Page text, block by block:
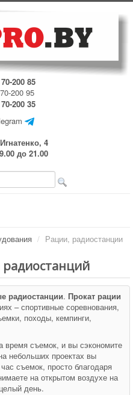
200 85
200 95
200 35
4
до 21.00
/ Рации, радиостанции
радиостанции. Прокат рации
– спортивные соревнования,
походы, кемпинги,
время съемок, и вы сэкономите
небольших проектах вы
съемок, просто благодаря
на открытом воздухе на
день.